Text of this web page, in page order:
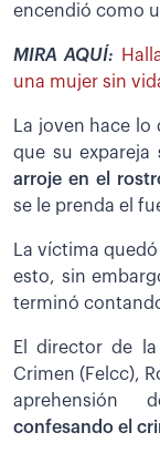
encendió como
MIRA AQUÍ:
una mujer sin
La joven hace lo
que su expareja
arroje en el
se le prenda el
La víctima
esto, sin
terminó
El director de la
Crimen (Felcc),
aprehensión
confesando el